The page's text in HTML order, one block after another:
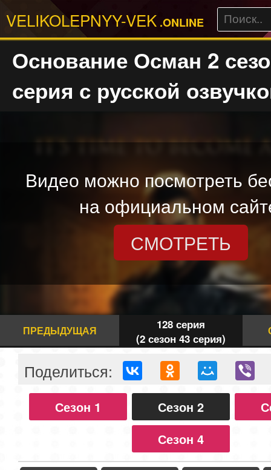
VELIKOLEPNYY-VEK .ONLINE
Основание Осман 2
серия с русской
Видео можно посмотреть
на официальном
СМОТРЕТЬ
ПРЕДЫДУЩАЯ
128 серия
(2 сезон 43 серия)
Поделиться:
Сезон 1 Сезон 2
Сезон 4